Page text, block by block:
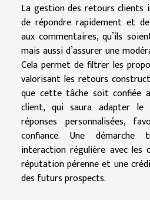
La gestion des retours clients
de répondre rapidement et
aux commentaires, qu’ils
mais aussi d’assurer une
Cela permet de filtrer les
valorisant les retours
que cette tâche soit confiée
client, qui saura adapter
réponses personnalisées,
confiance. Une
interaction régulière avec les
réputation pérenne et une
des futurs prospects.